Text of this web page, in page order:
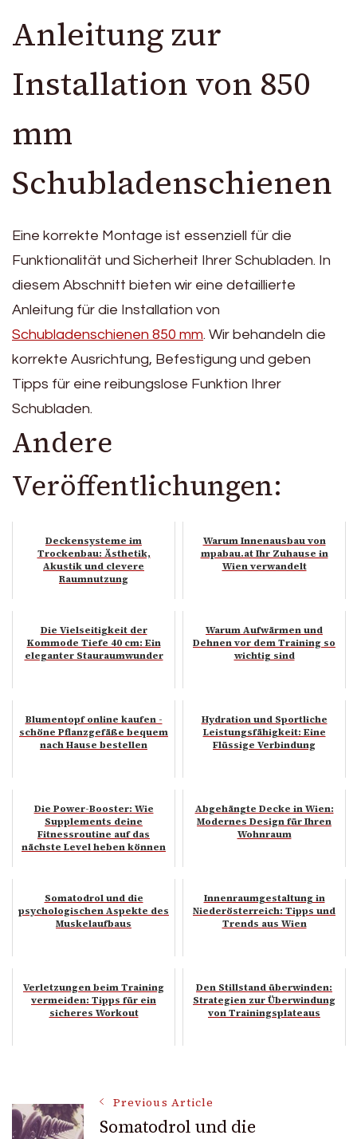
Anleitung zur
Installation von 850
mm
Schubladenschienen
Eine korrekte Montage ist essenziell für die
Funktionalität und Sicherheit Ihrer Schubladen. In
diesem Abschnitt bieten wir eine detaillierte
Anleitung für die Installation von
Schubladenschienen 850 mm. Wir behandeln die
korrekte Ausrichtung, Befestigung und geben
Tipps für eine reibungslose Funktion Ihrer
Schubladen.
Andere
Veröffentlichungen:
Deckensysteme im
Trockenbau: Ästhetik,
Akustik und clevere
Raumnutzung
Warum Innenausbau von
mpabau.at Ihr Zuhause in
Wien verwandelt
Die Vielseitigkeit der
Kommode Tiefe 40 cm: Ein
eleganter Stauraumwunder
Warum Aufwärmen und
Dehnen vor dem Training so
wichtig sind
Blumentopf online kaufen -
schöne Pflanzgefäße bequem
nach Hause bestellen
Hydration und Sportliche
Leistungsfähigkeit: Eine
Flüssige Verbindung
Die Power-Booster: Wie
Supplements deine
Fitnessroutine auf das
nächste Level heben können
Abgehängte Decke in Wien:
Modernes Design für Ihren
Wohnraum
Somatodrol und die
psychologischen Aspekte des
Muskelaufbaus
Innenraumgestaltung in
Niederösterreich: Tipps und
Trends aus Wien
Verletzungen beim Training
vermeiden: Tipps für ein
sicheres Workout
Den Stillstand überwinden:
Strategien zur Überwindung
von Trainingsplateaus
Post
Previous Article
Somatodrol und die